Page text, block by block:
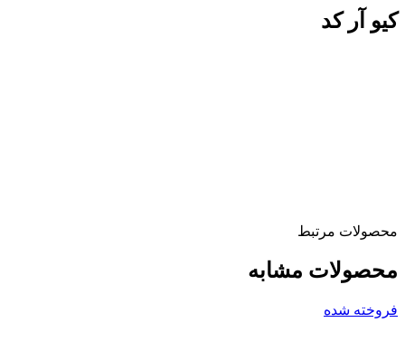
کیو آر کد
محصولات مرتبط
محصولات مشابه
فروخته شده